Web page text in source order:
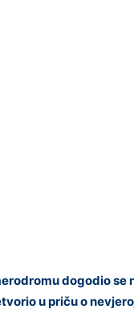
dogodio
u priču o